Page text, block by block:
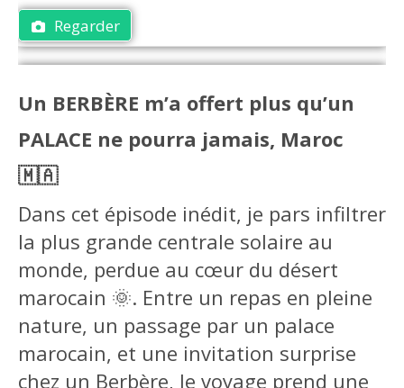
Regarder
Un BERBÈRE m’a offert plus qu’un
PALACE ne pourra jamais, Maroc
🇲🇦
Dans cet épisode inédit, je pars infiltrer
la plus grande centrale solaire au
monde, perdue au cœur du désert
marocain 🌞. Entre un repas en pleine
nature, un passage par un palace
marocain, et une invitation surprise
chez un Berbère, le voyage prend une